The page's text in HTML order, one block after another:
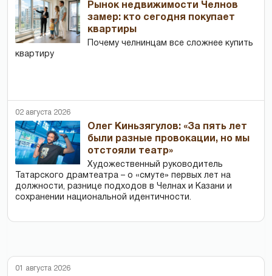
Рынок недвижимости Челнов
замер: кто сегодня покупает
квартиры
Почему челнинцам все сложнее купить
квартиру
02 августа 2026
Олег Киньзягулов: «За пять лет
были разные провокации, но мы
отстояли театр»
Художественный руководитель
Татарского драмтеатра – о «смуте» первых лет на
должности, разнице подходов в Челнах и Казани и
сохранении национальной идентичности.
01 августа 2026